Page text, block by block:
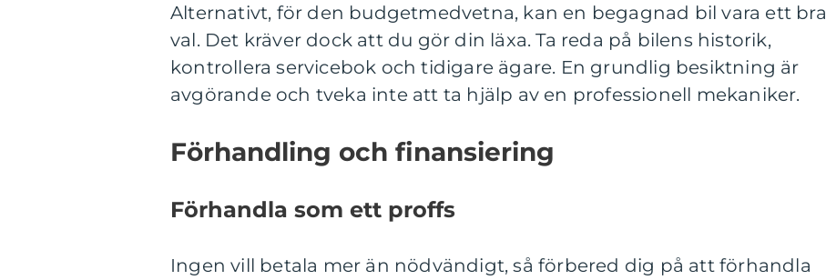
Alternativt, för den budgetmedvetna, kan en begagnad bil vara ett bra
val. Det kräver dock att du gör din läxa. Ta reda på bilens historik,
kontrollera servicebok och tidigare ägare. En grundlig besiktning är
avgörande och tveka inte att ta hjälp av en professionell mekaniker.
Förhandling och finansiering
Förhandla som ett proffs
Ingen vill betala mer än nödvändigt, så förbered dig på att förhandla